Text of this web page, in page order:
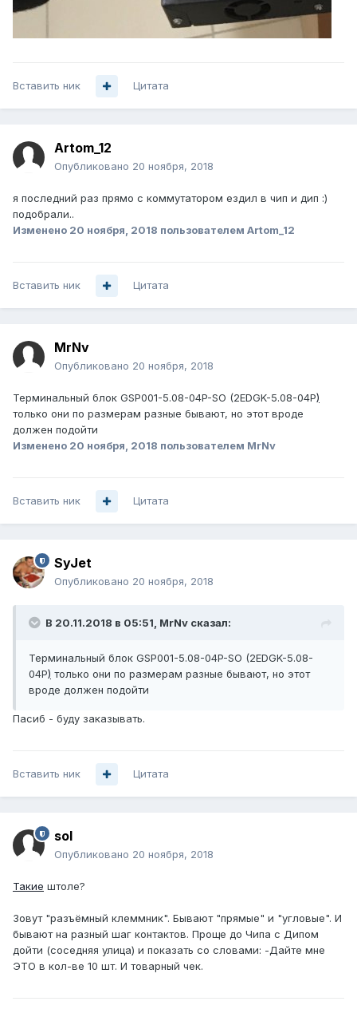
Вставить ник Цитата
Artom_12
Опубликовано 20 ноября, 2018
я последний раз прямо с коммутатором ездил в чип и дип :)
подобрали..
Изменено 20 ноября, 2018 пользователем Artom_12
Вставить ник Цитата
MrNv
Опубликовано 20 ноября, 2018
Терминальный блок GSP001-5.08-04P-SO (2EDGK-5.08-04P)
только они по размерам разные бывают, но этот вроде
должен подойти
Изменено 20 ноября, 2018 пользователем MrNv
Вставить ник Цитата
SyJet
Опубликовано 20 ноября, 2018
В 20.11.2018 в 05:51, MrNv сказал:
Терминальный блок GSP001-5.08-04P-SO (2EDGK-5.08-
04P) только они по размерам разные бывают, но этот
вроде должен подойти
Пасиб - буду заказывать.
Вставить ник Цитата
sol
Опубликовано 20 ноября, 2018
Такие штоле?
Зовут "разъёмный клеммник". Бывают "прямые" и "угловые". И
бывают на разный шаг контактов. Проще до Чипа с Дипом
дойти (соседняя улица) и показать со словами: -Дайте мне
ЭТО в кол-ве 10 шт. И товарный чек.